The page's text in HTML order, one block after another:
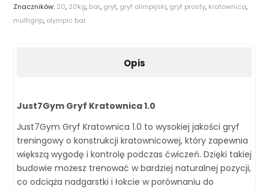
Znaczników: 20, 20kg, bar, gryf, gryf olimpijski, gryf prosty, kratownica,
multigrip, olympic bar
Opis
Just7Gym Gryf Kratownica 1.0
Just7Gym Gryf Kratownica 1.0 to wysokiej jakości gryf
treningowy o konstrukcji kratownicowej, który zapewnia
większą wygodę i kontrolę podczas ćwiczeń. Dzięki takiej
budowie możesz trenować w bardziej naturalnej pozycji,
co odciąża nadgarstki i łokcie w porównaniu do